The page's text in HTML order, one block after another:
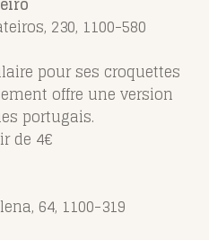
230, 1100-580
pour ses croquettes
offre une version
portugais.
de 4€
64, 1100-319